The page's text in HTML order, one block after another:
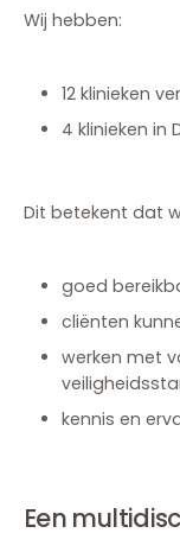
Wij hebben:
12 klinieken
4 klinieken in
Dit betekent dat
goed
cliënten
werken met
kennis en
Een